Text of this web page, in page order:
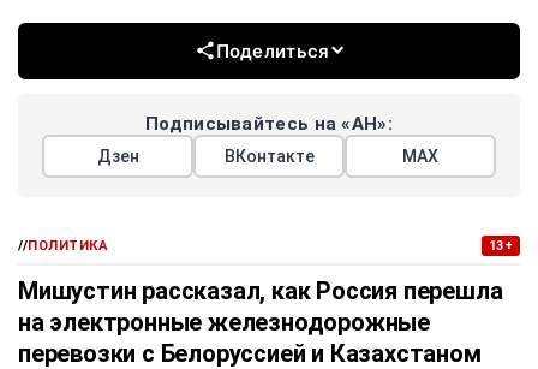
Поделиться
Подписывайтесь на «АН»:
Дзен ВКонтакте МАХ
//ПОЛИТИКА 13+
Мишустин рассказал, как Россия перешла
на электронные железнодорожные
перевозки с Белоруссией и Казахстаном